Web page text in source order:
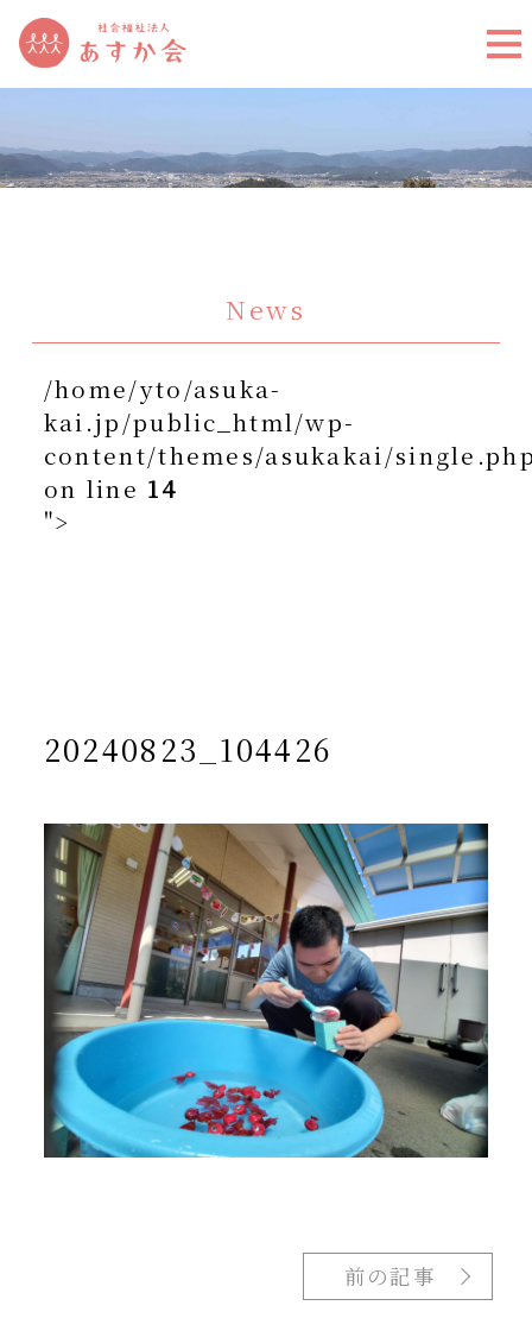
News
/home/yto/asuka-
kai.jp/public_html/wp-
content/themes/asukakai/
on line 14
">
20240823_104426
前の記事